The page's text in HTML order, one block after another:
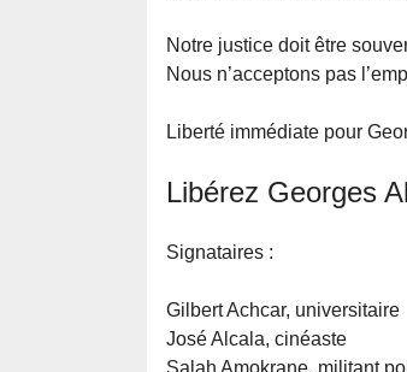
Notre justice doit être
Nous n’acceptons pas
Liberté immédiate pour
Libérez Georges
Signataires :
Gilbert Achcar, universitaire
José Alcala, cinéaste